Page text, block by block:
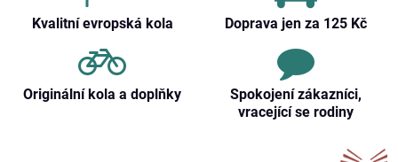
Kvalitní evropská kola Doprava jen za 125 Kč
Originální kola a doplňky
Spokojení zákazníci,
vracející se rodiny